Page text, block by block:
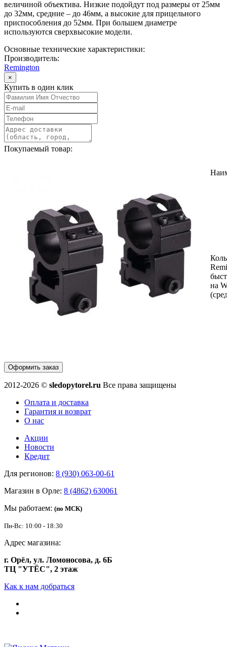
величиной объектива. Низкие подойдут под размеры от 25мм
до 32мм, средние – до 46мм, а высокие для прицельного
приспособления до 52мм. При большем диаметре
используются сверхвысокие модели.
Основные технические характеристики:
Производитель:
Remington
×
Купить в один клик
Покупаемый товар:
на
Оформить заказ
2012-2026 © sledopytorel.ru Все права защищены
Оплата и доставка
Гарантия и возврат
О нас
Акции
Новости
Кредит
Для регионов: 8 (930) 063-00-61
Магазин в Орле: 8 (4862) 630061
Мы работаем: (по МСК)
Пн-Вс: 10:00 - 18:30
Адрес магазина:
г. Орёл, ул. Ломоносова, д. 6Б
ТЦ "УТЁС", 2 этаж
Как к нам добраться